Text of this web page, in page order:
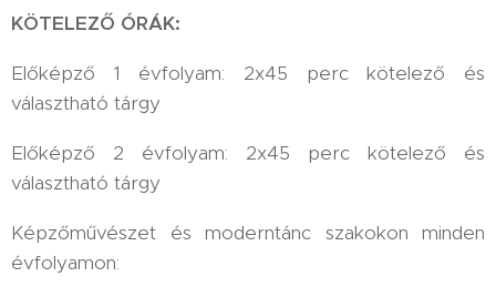
KÖTELEZŐ ÓRÁK:
Előképző 1 évfolyam: 2x45 perc kötelező és
választható tárgy
Előképző 2 évfolyam: 2x45 perc kötelező és
választható tárgy
Képzőművészet és moderntánc szakokon minden
évfolyamon: